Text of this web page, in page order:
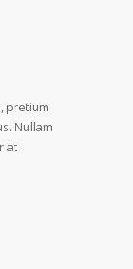
pretium
Nullam
at